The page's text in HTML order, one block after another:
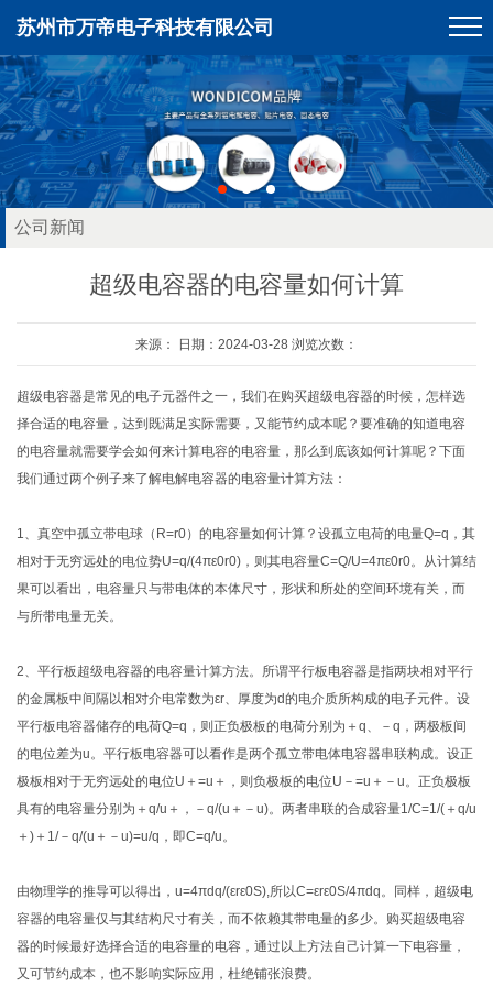
苏州市万帝电子科技有限公司
公司新闻
超级电容器的电容量如何计算
来源： 日期：2024-03-28 浏览次数：
超级电容器是常见的电子元器件之一，我们在购买超级电容器的时候，怎样选
择合适的电容量，达到既满足实际需要，又能节约成本呢？要准确的知道电容
的电容量就需要学会如何来计算电容的电容量，那么到底该如何计算呢？下面
我们通过两个例子来了解电解电容器的电容量计算方法：
1、真空中孤立带电球（R=r0）的电容量如何计算？设孤立电荷的电量Q=q，其
相对于无穷远处的电位势U=q/(4πε0r0)，则其电容量C=Q/U=4πε0r0。从计算结
果可以看出，电容量只与带电体的本体尺寸，形状和所处的空间环境有关，而
与所带电量无关。
2、平行板超级电容器的电容量计算方法。所谓平行板电容器是指两块相对平行
的金属板中间隔以相对介电常数为εr、厚度为d的电介质所构成的电子元件。设
平行板电容器储存的电荷Q=q，则正负极板的电荷分别为＋q、－q，两极板间
的电位差为u。平行板电容器可以看作是两个孤立带电体电容器串联构成。设正
极板相对于无穷远处的电位U＋=u＋，则负极板的电位U－=u＋－u。正负极板
具有的电容量分别为＋q/u＋，－q/(u＋－u)。两者串联的合成容量1/C=1/(＋q/u
＋)＋1/－q/(u＋－u)=u/q，即C=q/u。
由物理学的推导可以得出，u=4πdq/(εrε0S),所以C=εrε0S/4πdq。同样，超级电
容器的电容量仅与其结构尺寸有关，而不依赖其带电量的多少。购买超级电容
器的时候最好选择合适的电容量的电容，通过以上方法自己计算一下电容量，
又可节约成本，也不影响实际应用，杜绝铺张浪费。